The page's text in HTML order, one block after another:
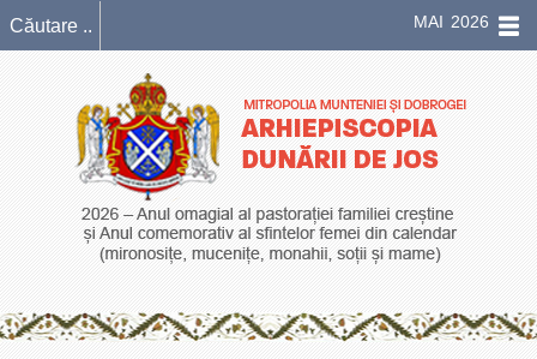
MAI 2026